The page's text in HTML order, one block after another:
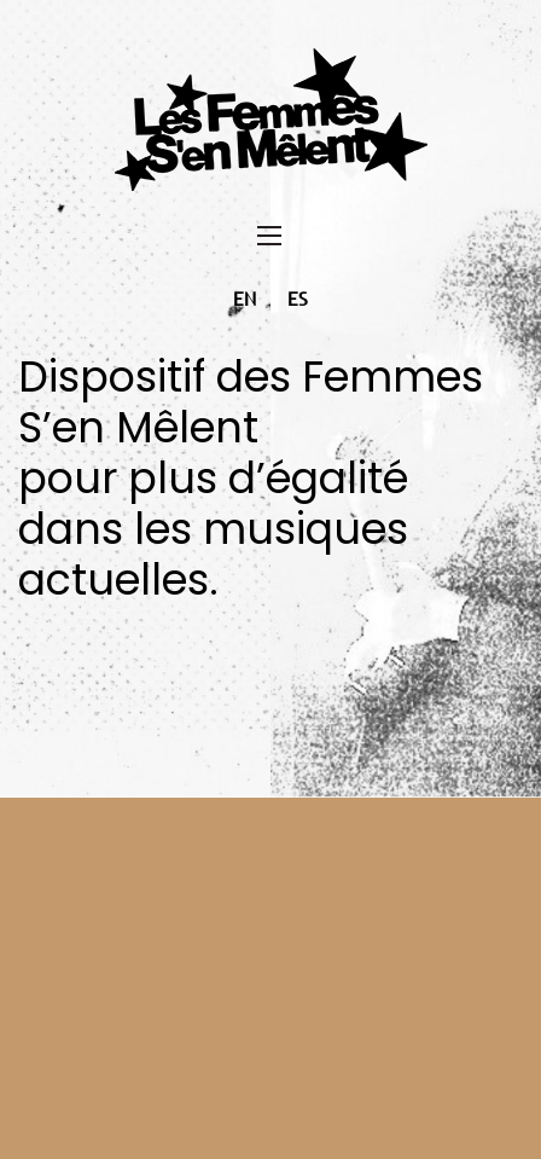
EN ES
Dispositif des Femmes
S’en Mêlent
pour plus d’égalité
dans les musiques
actuelles.